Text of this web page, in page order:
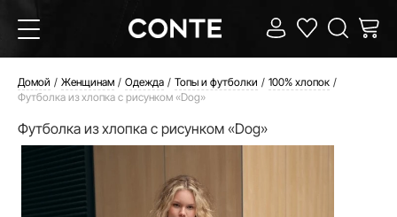
Домой Женщинам Одежда Топы и футболки
100% хлопок
Футболка из хлопка с рисунком «Dog»
Футболка из хлопка с рисунком «Dog»